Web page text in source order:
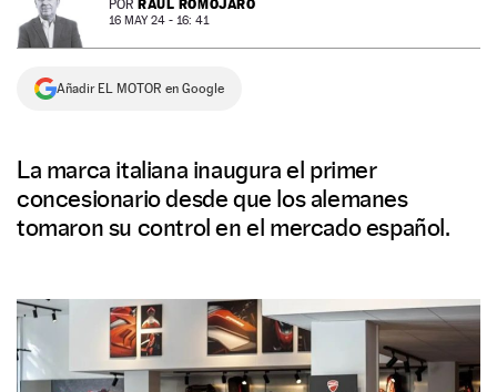
NEWSLETTER
SÍGUENOS
POR RAÚL ROMOJARO
16 MAY 24 - 16: 41
Añadir EL MOTOR en Google
La marca italiana inaugura el primer
concesionario desde que los alemanes
tomaron su control en el mercado español.